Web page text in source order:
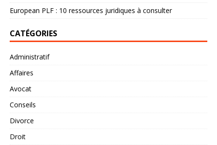
European PLF : 10 ressources juridiques à consulter
CATÉGORIES
Administratif
Affaires
Avocat
Conseils
Divorce
Droit